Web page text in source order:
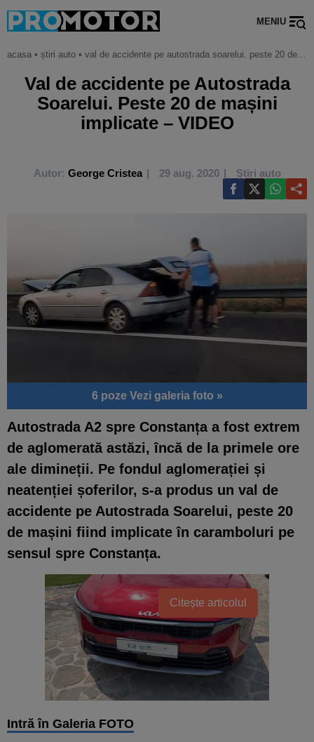
MENIU
acasa • știri auto • val de accidente pe autostrada soarelui. peste 20 de mașini implicate – video
Val de accidente pe Autostrada
Soarelui. Peste 20 de mașini
implicate – VIDEO
Autor: George Cristea 29 aug. 2020 Știri auto
6 poze Vezi galeria foto »
Autostrada A2 spre Constanța a fost extrem
de aglomerată astăzi, încă de la primele ore
ale dimineții. Pe fondul aglomerației și
neatenției șoferilor, s-a produs un val de
accidente pe Autostrada Soarelui, peste 20
de mașini fiind implicate în caramboluri pe
sensul spre Constanța.
Citește articolul
Intră în Galeria FOTO